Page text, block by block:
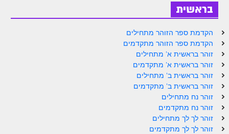
זוהר אחרי מות למתקדמים
הזוהר הקדוש – קדושים למתחילים
הזוהר הקדוש – קדושים למתקדמים
ספר הזוהר אמור השקפה
ספר הזוהר אמור מתקדמים
הזוהר הקדוש פרשת בהר למתחילים
הזוהר הקדוש פרשת בהר – מתקדמים
בראשית
הקדמת ספר הזוהר מתחילים
הקדמת ספר הזוהר מתקדמים
זוהר בראשית א' מתחילים
זוהר בראשית א' מתקדמים
זוהר בראשית ב' מתחילים
זוהר בראשית ב' מתקדמים
זוהר נח מתחילים
זוהר נח מתקדמים
זוהר לך לך מתחילים
זוהר לך לך מתקדמים